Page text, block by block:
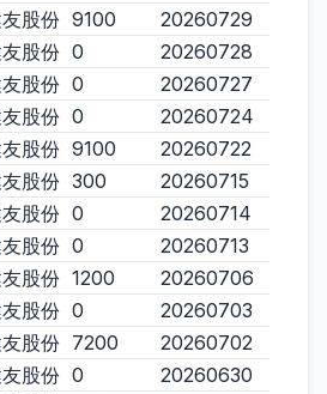
股份 9100
20260729
股份 0
20260728
股份 0
20260727
股份 0
20260724
股份 9100
20260722
股份 300
20260715
股份 0
20260714
股份 0
20260713
股份 1200
20260706
股份 0
20260703
股份 7200
20260702
股份 0
20260630